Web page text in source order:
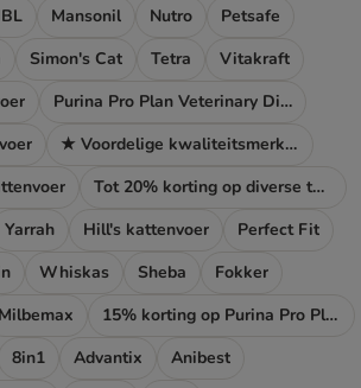
Mansonil Nutro
Petsafe
Simon's Cat Tetra
Vitakraft
Purina Pro Plan Veterinary Diets
★ Voordelige kwaliteitsmerken
Tot 20% korting op diverse topmerken!
Yarrah Hill's kattenvoer
Perfect Fit
Whiskas Sheba
Fokker
Milbemax
15% korting op Purina Pro Plan
8in1 Advantix
Anibest